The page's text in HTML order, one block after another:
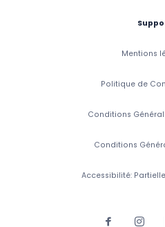
Mentions
Politique de
Conditions
Conditions
Accessibilité: